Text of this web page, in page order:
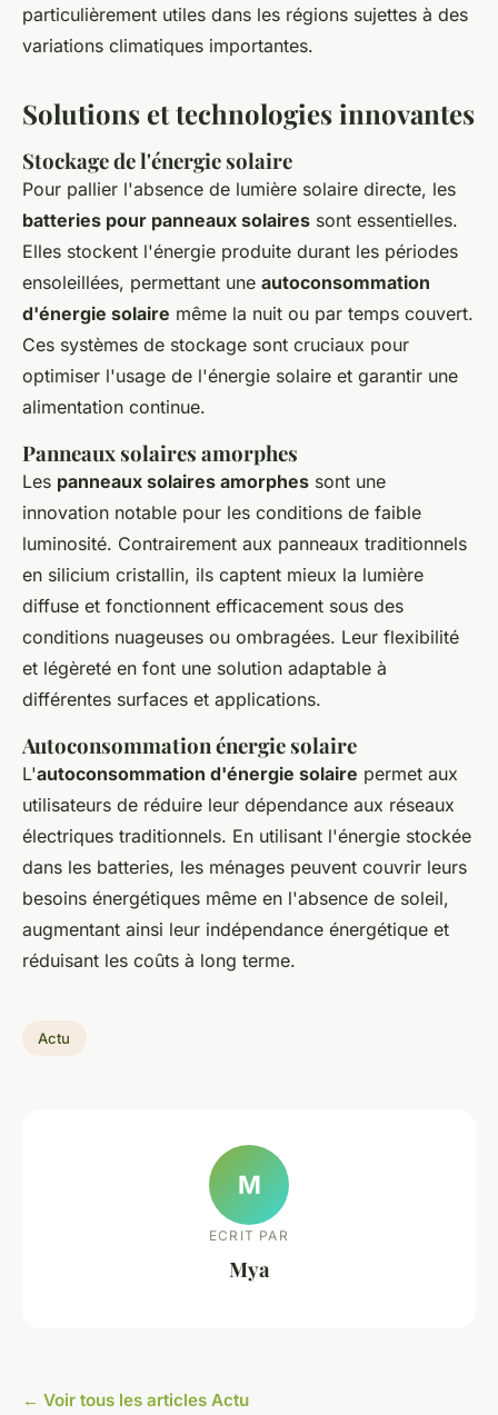
particulièrement utiles dans les régions sujettes à des
variations climatiques importantes.
Solutions et technologies innovantes
Stockage de l'énergie solaire
Pour pallier l'absence de lumière solaire directe, les
batteries pour panneaux solaires sont essentielles.
Elles stockent l'énergie produite durant les périodes
ensoleillées, permettant une autoconsommation
d'énergie solaire même la nuit ou par temps couvert.
Ces systèmes de stockage sont cruciaux pour
optimiser l'usage de l'énergie solaire et garantir une
alimentation continue.
Panneaux solaires amorphes
Les panneaux solaires amorphes sont une
innovation notable pour les conditions de faible
luminosité. Contrairement aux panneaux traditionnels
en silicium cristallin, ils captent mieux la lumière
diffuse et fonctionnent efficacement sous des
conditions nuageuses ou ombragées. Leur flexibilité
et légèreté en font une solution adaptable à
différentes surfaces et applications.
Autoconsommation énergie solaire
L'autoconsommation d'énergie solaire permet aux
utilisateurs de réduire leur dépendance aux réseaux
électriques traditionnels. En utilisant l'énergie stockée
dans les batteries, les ménages peuvent couvrir leurs
besoins énergétiques même en l'absence de soleil,
augmentant ainsi leur indépendance énergétique et
réduisant les coûts à long terme.
Actu
M
ECRIT PAR
Mya
← Voir tous les articles Actu